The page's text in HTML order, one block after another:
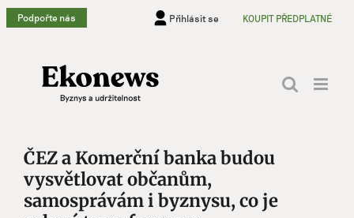
Přeskočit
na
Podpořte nás Přihlásit se KOUPIT PŘEDPLATNÉ
ČEZ a Komerční banka budou
vysvětlovat občanům,
samosprávám i byznysu, co je